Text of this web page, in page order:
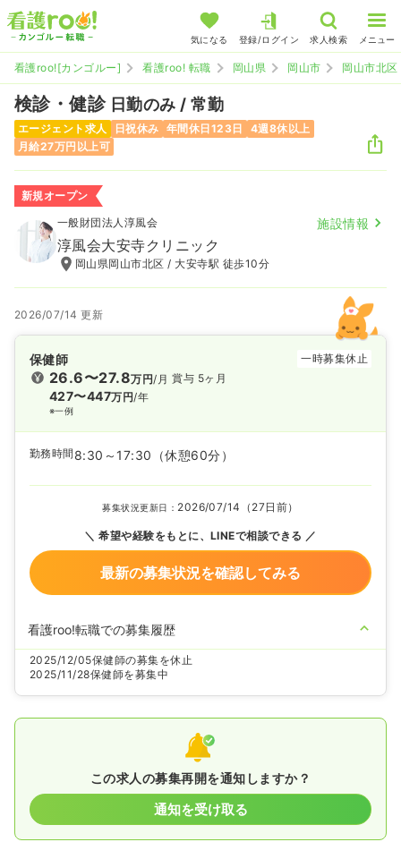
気になる 登録/ログイン 求人検索 メニュー
看護roo![カンゴルー] 看護roo! 転職 岡山県 岡山市 岡山市北区
検診・健診日勤のみ / 常勤
エージェント求人 日祝休み 年間休日123日
4週8休以上
月給27万円以上可
新規オープン
一般財団法人淳風会
施設情報
淳風会大安寺クリニック
岡山県岡山市北区 / 大安寺駅 徒歩10分
2026/07/14 更新
保健師 一時募集休止
26.6〜27.8万円/月
427〜447万円/年
※一例
賞与 5ヶ月
勤務時間 8:30～17:30 （休憩60分）
募集状況更新日： 2026/07/14（27日前）
希望や経験をもとに、LINEで相談できる
最新の募集状況を確認してみる
看護roo!転職での募集履歴
2025/12/05保健師の募集を休止
2025/11/28保健師を募集中
この求人の募集再開を通知しますか？
通知を受け取る